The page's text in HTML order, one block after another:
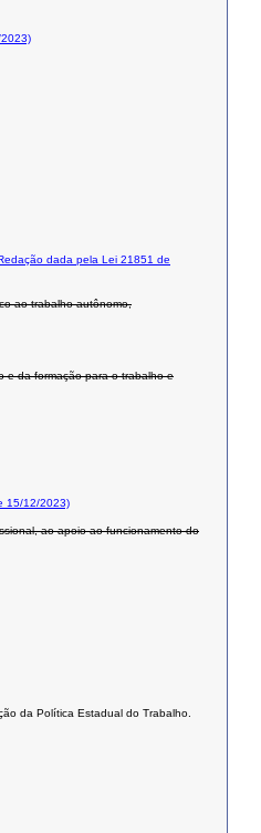
dada pela Lei 21851 de
ao trabalho autônomo,
e da formação para o trabalho e
15/12/2023)
ao apoio ao funcionamento do
da Política Estadual do Trabalho.